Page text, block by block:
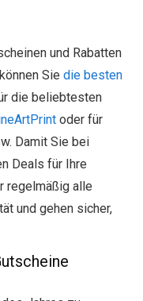
und Rabatten
Sie die besten
die beliebtesten
oder für
Damit Sie bei
Deals für Ihre
regelmäßig alle
und gehen sicher,